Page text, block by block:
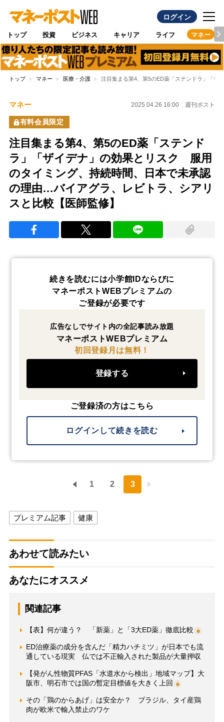
ログイン
トップ 投資 ビジネス キャリア ライフ マネー
トップ マネー 医療・介護 注目集まる第4、第5のED薬「ステンドラ」「
マネー 2025.04.26 16:00 週刊ポスト
有料会員限定
注目集まる第4、第5のED薬「ステンド
ラ」「ザイデナ」の効果とリスク 服用
のタイミング、持続時間、日本で未承認
の理由…バイアグラ、レビトラ、シアリ
スと比較【医師監修】
続きを読むには小学館IDならびに
マネーポストWEBプレミアムの
ご登録が必要です
広告なしでサイト内の全記事読み放題
マネーポストWEBプレミアム
初回登録月は無料！
登録する
ご登録済の方はこちら
ログインして続きを読む
1 2 3
プレミアム記事 健康
あわせて読みたい
あなたにオススメ
関連記事
【表】何が違う？ 「新薬」と「3大ED薬」徹底比較
ED治療薬の成分を含んだ「精力ハチミツ」が日本でも流
通している現実 仏では不正輸入された製品が大量押収
【発がん性物質PFAS「水道水から検出」地域マップ】大
阪市、明石市では国の暫定目標値を大きく上回
その「鶏のからあげ」は安全か？ ブラジル、タイ産鶏
肉が欧米で輸入禁止のワケ